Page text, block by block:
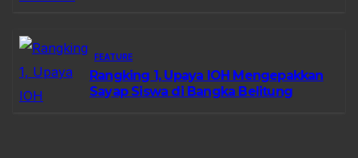
FEATURE
Rangking 1, Upaya IOH Mengepakkan
Sayap Siswa di Bangka Belitung